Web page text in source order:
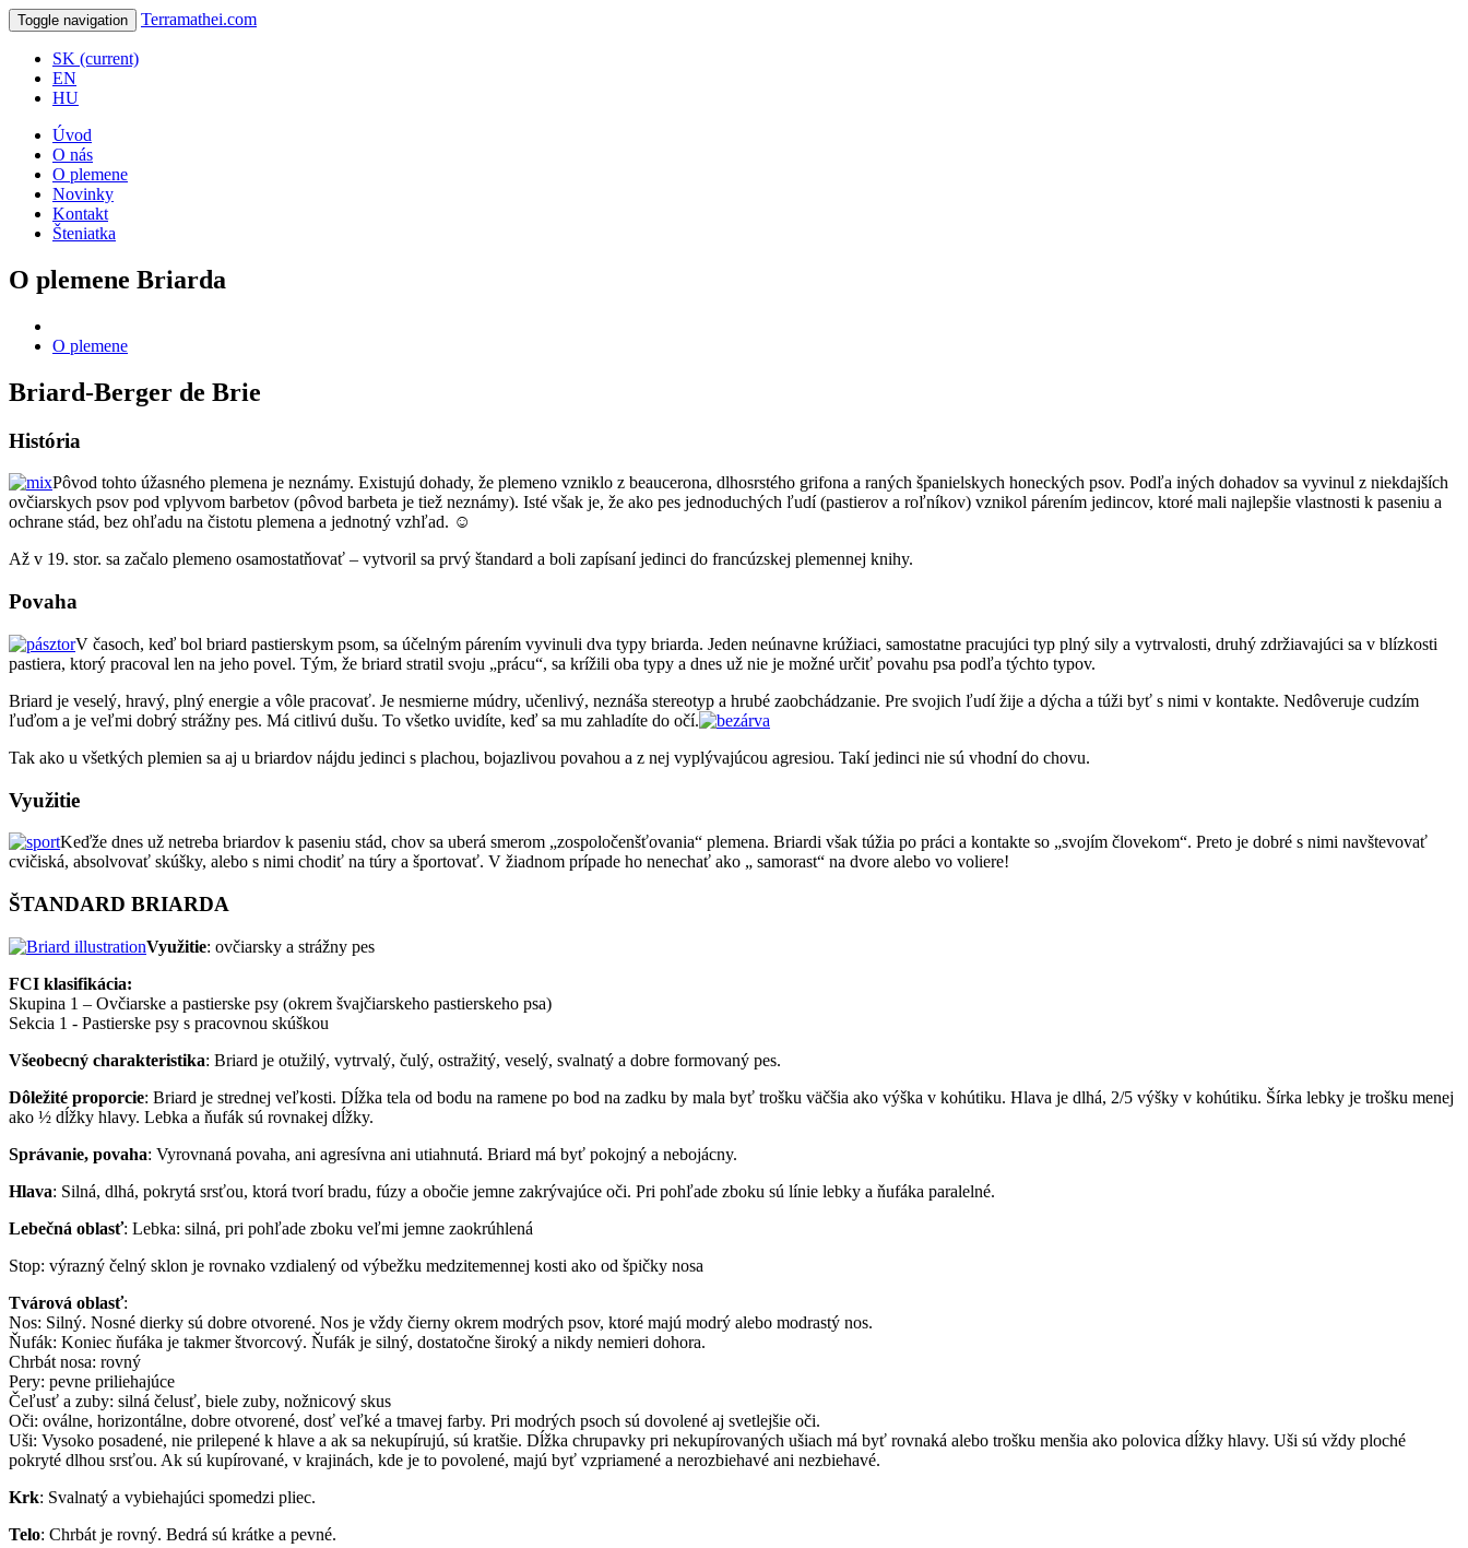
Toggle navigation Terramathei.com
SK (current)
EN
HU
Úvod
O nás
O plemene
Novinky
Kontakt
Šteniatka
O plemene Briarda
O plemene
Briard-Berger de Brie
História
Pôvod tohto úžasného plemena je neznámy. Existujú dohady, že plemeno vzniklo z beaucerona, dlhosrstého grifona a raných španielskych honeckých psov. Podľa iných dohadov sa vyvinul z niekdajších
ovčiarskych psov pod vplyvom barbetov (pôvod barbeta je tiež neznámy). Isté však je, že ako pes jednoduchých ľudí (pastierov a roľníkov) vznikol párením jedincov, ktoré mali najlepšie vlastnosti k paseniu a
ochrane stád, bez ohľadu na čistotu plemena a jednotný vzhľad. ☺
Až v 19. stor. sa začalo plemeno osamostatňovať – vytvoril sa prvý štandard a boli zapísaní jedinci do francúzskej plemennej knihy.
Povaha
V časoch, keď bol briard pastierskym psom, sa účelným párením vyvinuli dva typy briarda. Jeden neúnavne krúžiaci, samostatne pracujúci typ plný sily a vytrvalosti, druhý zdržiavajúci sa v blízkosti
pastiera, ktorý pracoval len na jeho povel. Tým, že briard stratil svoju „prácu“, sa krížili oba typy a dnes už nie je možné určiť povahu psa podľa týchto typov.
Briard je veselý, hravý, plný energie a vôle pracovať. Je nesmierne múdry, učenlivý, neznáša stereotyp a hrubé zaobchádzanie. Pre svojich ľudí žije a dýcha a túži byť s nimi v kontakte. Nedôveruje cudzím
ľuďom a je veľmi dobrý strážny pes. Má citlivú dušu. To všetko uvidíte, keď sa mu zahladíte do očí.
Tak ako u všetkých plemien sa aj u briardov nájdu jedinci s plachou, bojazlivou povahou a z nej vyplývajúcou agresiou. Takí jedinci nie sú vhodní do chovu.
Využitie
Keďže dnes už netreba briardov k paseniu stád, chov sa uberá smerom „zospoločenšťovania“ plemena. Briardi však túžia po práci a kontakte so „svojím človekom“. Preto je dobré s nimi navštevovať
cvičiská, absolvovať skúšky, alebo s nimi chodiť na túry a športovať. V žiadnom prípade ho nenechať ako „ samorast“ na dvore alebo vo voliere!
ŠTANDARD BRIARDA
Využitie: ovčiarsky a strážny pes
FCI klasifikácia:
Skupina 1 – Ovčiarske a pastierske psy (okrem švajčiarskeho pastierskeho psa)
Sekcia 1 - Pastierske psy s pracovnou skúškou
Všeobecný charakteristika: Briard je otužilý, vytrvalý, čulý, ostražitý, veselý, svalnatý a dobre formovaný pes.
Dôležité proporcie: Briard je strednej veľkosti. Dĺžka tela od bodu na ramene po bod na zadku by mala byť trošku väčšia ako výška v kohútiku. Hlava je dlhá, 2/5 výšky v kohútiku. Šírka lebky je trošku menej
ako ½ dĺžky hlavy. Lebka a ňufák sú rovnakej dĺžky.
Správanie, povaha: Vyrovnaná povaha, ani agresívna ani utiahnutá. Briard má byť pokojný a nebojácny.
Hlava: Silná, dlhá, pokrytá srsťou, ktorá tvorí bradu, fúzy a obočie jemne zakrývajúce oči. Pri pohľade zboku sú línie lebky a ňufáka paralelné.
Lebečná oblasť: Lebka: silná, pri pohľade zboku veľmi jemne zaokrúhlená
Stop: výrazný čelný sklon je rovnako vzdialený od výbežku medzitemennej kosti ako od špičky nosa
Tvárová oblasť:
Nos: Silný. Nosné dierky sú dobre otvorené. Nos je vždy čierny okrem modrých psov, ktoré majú modrý alebo modrastý nos.
Ňufák: Koniec ňufáka je takmer štvorcový. Ňufák je silný, dostatočne široký a nikdy nemieri dohora.
Chrbát nosa: rovný
Pery: pevne priliehajúce
Čeľusť a zuby: silná čelusť, biele zuby, nožnicový skus
Oči: oválne, horizontálne, dobre otvorené, dosť veľké a tmavej farby. Pri modrých psoch sú dovolené aj svetlejšie oči.
Uši: Vysoko posadené, nie prilepené k hlave a ak sa nekupírujú, sú kratšie. Dĺžka chrupavky pri nekupírovaných ušiach má byť rovnaká alebo trošku menšia ako polovica dĺžky hlavy. Uši sú vždy ploché
pokryté dlhou srsťou. Ak sú kupírované, v krajinách, kde je to povolené, majú byť vzpriamené a nerozbiehavé ani nezbiehavé.
Krk: Svalnatý a vybiehajúci spomedzi pliec.
Telo: Chrbát je rovný. Bedrá sú krátke a pevné.